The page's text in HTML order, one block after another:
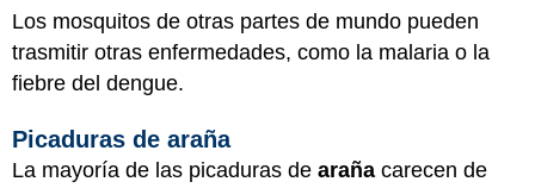
Los mosquitos de otras partes de mundo pueden
trasmitir otras enfermedades, como la malaria o la
fiebre del dengue.
Picaduras de araña
La mayoría de las picaduras de araña carecen de